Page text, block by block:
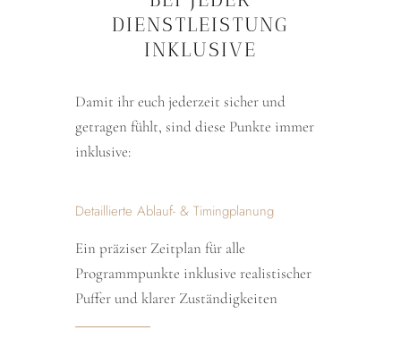
DIENSTLEISTUNG
INKLUSIVE
Damit ihr euch jederzeit sicher und
getragen fühlt, sind diese Punkte immer
inklusive:
Detaillierte Ablauf- & Timingplanung
Ein präziser Zeitplan für alle
Programmpunkte inklusive realistischer
Puffer und klarer Zuständigkeiten